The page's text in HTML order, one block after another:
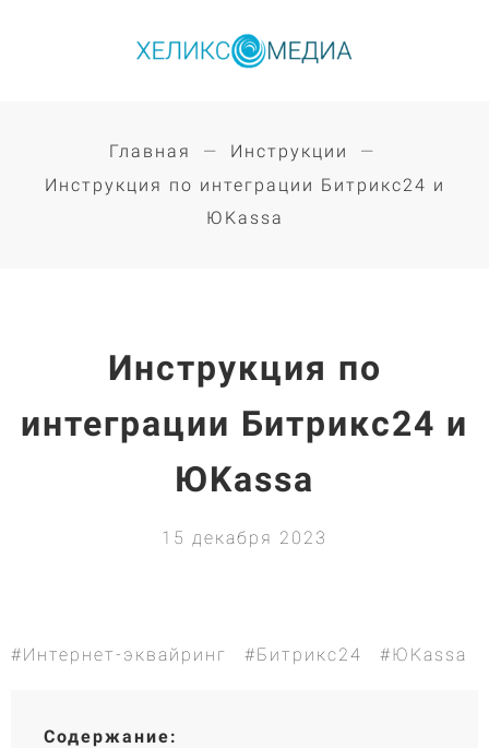
Главная
Инструкции
Инструкция по интеграции Битрикс24 и
ЮKassa
Инструкция по
интеграции Битрикс24 и
ЮKassa
15 декабря 2023
#Интернет-эквайринг #Битрикс24 #ЮKassa
Содержание: